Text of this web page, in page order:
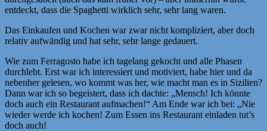
entdeckt, dass die Spaghetti wirklich sehr, sehr lang waren.
Das Einkaufen und Kochen war zwar nicht kompliziert, aber doch
relativ aufwändig und hat sehr, sehr lange gedauert.
Wie zum Ferragosto habe ich tagelang gekocht und alle Phasen
durchlebt. Erst war ich interessiert und motiviert, habe hier und da
nebenher gelesen, wo kommt was her, wie macht man es in Sizilien?
Dann war ich so begeistert, dass ich dachte: „Mensch! Ich könnte
doch auch ein Restaurant aufmachen!“ Am Ende war ich bei: „Nie
wieder werde ich kochen! Zum Essen ins Restaurant einladen tut’s
doch auch!